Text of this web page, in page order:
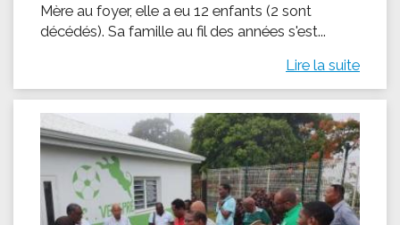
Mère au foyer, elle a eu 12 enfants (2 sont
décédés). Sa famille au fil des années s'est...
Lire la suite